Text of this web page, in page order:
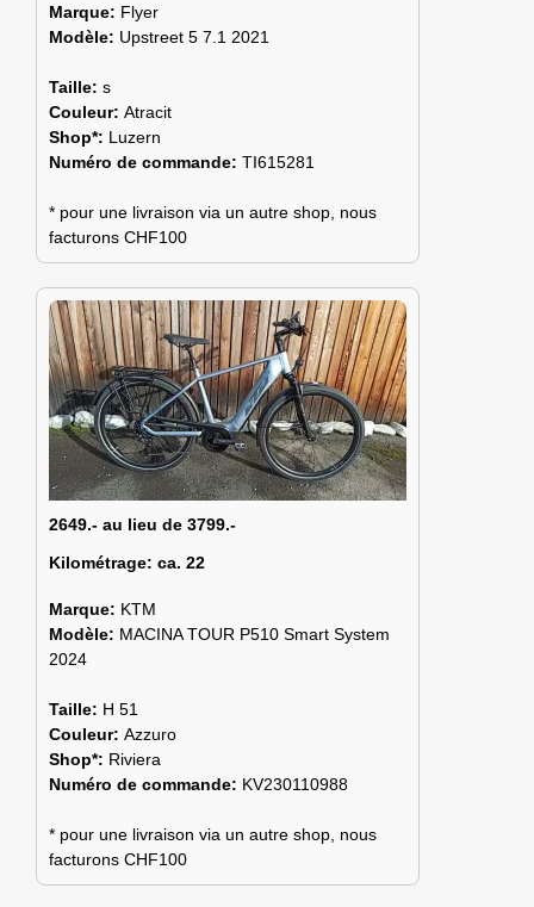
Marque: Flyer
Modèle: Upstreet 5 7.1 2021
Taille: s
Couleur: Atracit
Shop*: Luzern
Numéro de commande: TI615281
* pour une livraison via un autre shop, nous
facturons CHF100
2649.- au lieu de 3799.-
Kilométrage: ca. 22
Marque: KTM
Modèle: MACINA TOUR P510 Smart System
2024
Taille: H 51
Couleur: Azzuro
Shop*: Riviera
Numéro de commande: KV230110988
* pour une livraison via un autre shop, nous
facturons CHF100